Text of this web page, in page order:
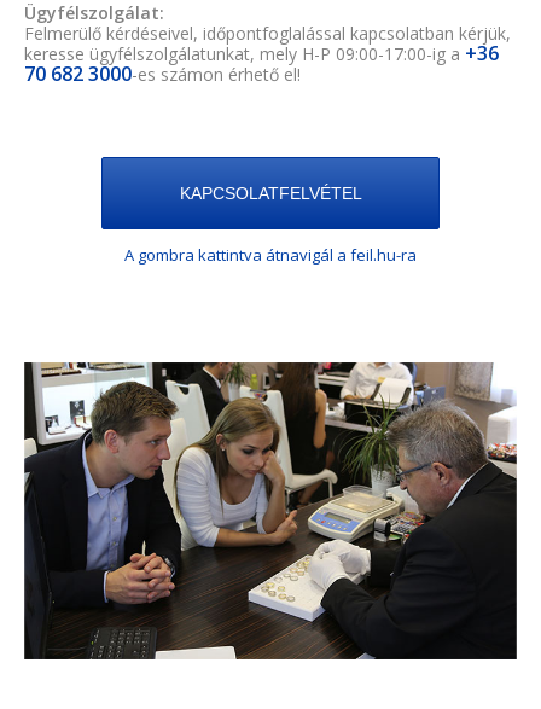
Ügyfélszolgálat:
Felmerülő kérdéseivel, időpontfoglalással kapcsolatban kérjük,
keresse ügyfélszolgálatunkat, mely H-P 09:00-17:00-ig a +36
70 682 3000-es számon érhető el!
KAPCSOLATFELVÉTEL
A gombra kattintva átnavigál a feil.hu-ra